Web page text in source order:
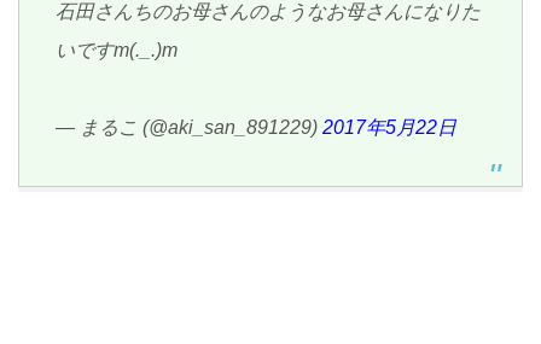
石田さんちのお母さんのようなお母さんになりた
いですm(._.)m
— まるこ (@aki_san_891229) 2017年5月22日